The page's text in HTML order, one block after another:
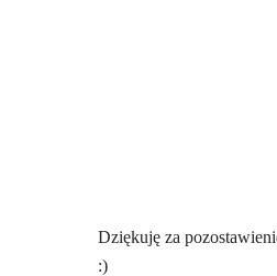
Dziękuję za
:)